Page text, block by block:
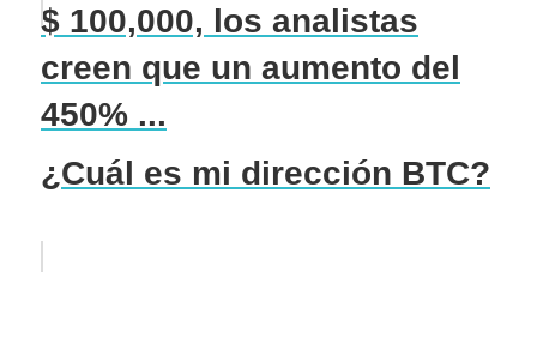
$ 100,000, los analistas
creen que un aumento del
450% ...
¿Cuál es mi dirección BTC?